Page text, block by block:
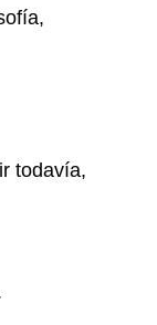
todavía,